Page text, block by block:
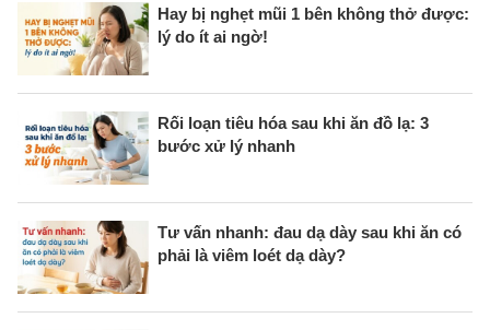
Hay bị nghẹt mũi 1 bên không thở được:
lý do ít ai ngờ!
Rối loạn tiêu hóa sau khi ăn đồ lạ: 3
bước xử lý nhanh
Tư vấn nhanh: đau dạ dày sau khi ăn có
phải là viêm loét dạ dày?